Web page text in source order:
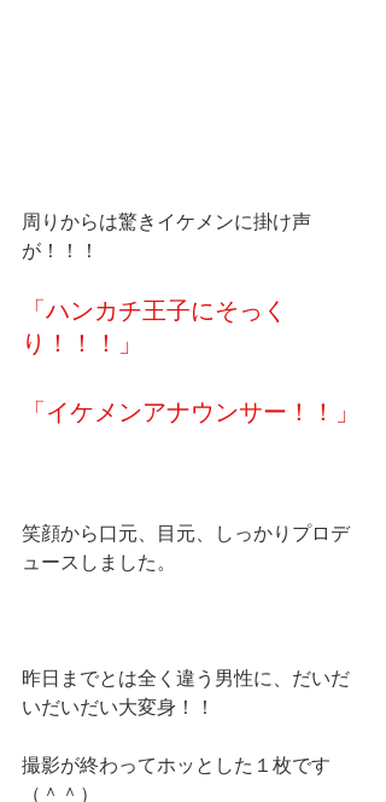
周りからは驚きイケメンに掛け声
が！！！
「ハンカチ王子にそっく
り！！！」
「イケメンアナウンサー！！」
笑顔から口元、目元、しっかりプロデ
ュースしました。
昨日までとは全く違う男性に、だいだ
いだいだい大変身！！
撮影が終わってホッとした１枚です
（＾＾）